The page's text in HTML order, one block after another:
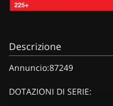
Descrizione
Annuncio:87249
DOTAZIONI DI SERIE: